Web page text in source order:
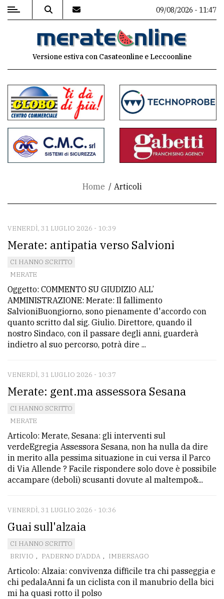
MENU
commenti
Contenuti
del
sito
CONTATTI
Scrivici
Per
la
tua
CERCA
Cerca
per
comune
Ricerca
avanzata
LE
ALTRE
TESTATE
09/08/2026 - 11:47
Versione estiva con Casateonline e Leccoonline
Home Articoli
VENERDÌ, 31 LUGLIO 2026 - 10:39
Merate: antipatia verso Salvioni
CI HANNO SCRITTO
MERATE
Oggetto: COMMENTO SU GIUDIZIO ALL’
AMMINISTRAZIONE: Merate: Il fallimento
SalvioniBuongiorno, sono pienamente d'accordo con
quanto scritto dal sig. Giulio. Direttore, quando il
nostro Sindaco, con il passare degli anni, guarderà
indietro al suo percorso, potrà dire ...
VENERDÌ, 31 LUGLIO 2026 - 10:37
Merate: gent.ma assessora Sesana
CI HANNO SCRITTO
MERATE
Articolo: Merate, Sesana: gli interventi sul
verdeEgregia Assessora Sesana, non ha nulla da dire
in merito alla pessima situazione in cui versa il Parco
di Via Allende ? Facile rispondere solo dove è possibile
accampare (deboli) scusanti dovute al maltempo&...
VENERDÌ, 31 LUGLIO 2026 - 10:36
Guai sull'alzaia
CI HANNO SCRITTO
BRIVIO , PADERNO D'ADDA , IMBERSAGO
Articolo: Alzaia: convivenza difficile tra chi passeggia e
chi pedalaAnni fa un ciclista con il manubrio della bici
mi ha quasi rotto il polso